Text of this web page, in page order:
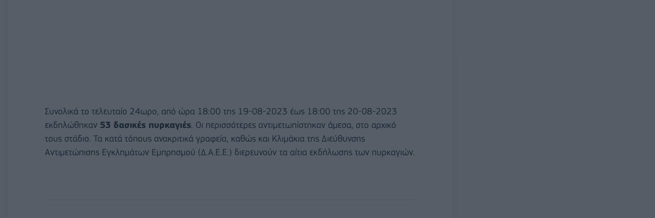
Συνολικά το τελευταίο 24ωρο, από ώρα 18:00 της 19-08-2023 έως 18:00 της 20-08-2023
εκδηλώθηκαν 53 δασικές πυρκαγιές. Οι περισσότερες αντιμετωπίστηκαν άμεσα, στο αρχικό
τους στάδιο. Τα κατά τόπους ανακριτικά γραφεία, καθώς και Κλιμάκια της Διεύθυνσης
Αντιμετώπισης Εγκλημάτων Εμπρησμού (Δ.Α.Ε.Ε.) διερευνούν τα αίτια εκδήλωσης των πυρκαγιών.